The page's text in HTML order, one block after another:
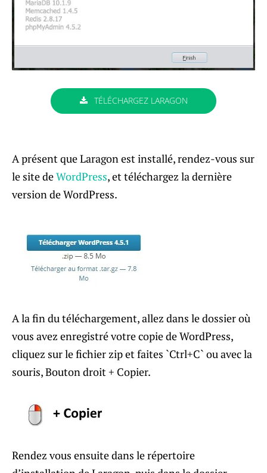
TÉLÉCHARGEZ LARAGON
A présent que Laragon est installé, rendez-vous sur
le site deWordPress, et téléchargez la dernière
version de WordPress.
A la fin du téléchargement, allez dans le dossier où
vous avez enregistré votre copie de WordPress,
cliquez sur le fichier zip et faites `Ctrl+C` ou avec la
souris, Bouton droit + Copier.
Rendez vous ensuite dans le répertoire